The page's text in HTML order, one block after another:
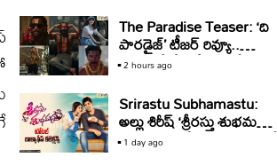
The Paradise Teaser: ‘ది
పారడైజ్’ టీజర్ రివ్యూ..
తగలబడే రేంజ్లో ఏమీ లేదు!
2 hours ago
Srirastu Subhamastu:
అల్లు శిరీష్ ‘శ్రీరస్తు శుభమస్తు’కి
10 ఏళ్ళు.. టోటల్ కలెక్షన్స్ ఇవే
1 day ago